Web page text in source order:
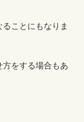
ことにもなりま
をする場合もあ